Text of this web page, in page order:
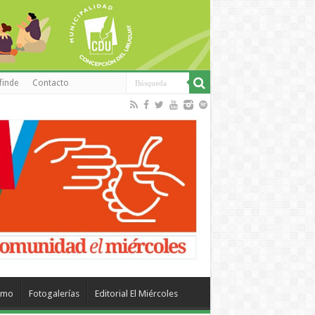
Contacto
Fotogalerías Editorial El Miércoles